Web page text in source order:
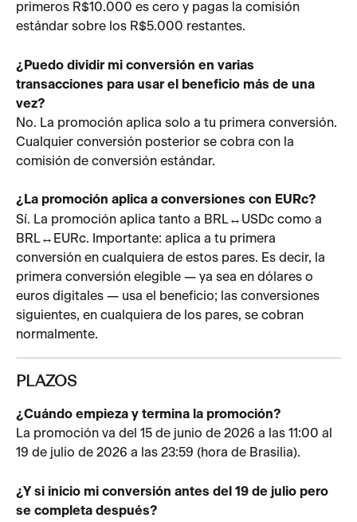
primeros R$10.000 es cero y pagas la comisión
estándar sobre los R$5.000 restantes.
¿Puedo dividir mi conversión en varias
transacciones para usar el beneficio más de una
vez?
No. La promoción aplica solo a tu primera conversión.
Cualquier conversión posterior se cobra con la
comisión de conversión estándar.
¿La promoción aplica a conversiones con EURc?
Sí. La promoción aplica tanto a BRL↔USDc como a
BRL↔EURc. Importante: aplica a tu primera
conversión en cualquiera de estos pares. Es decir, la
primera conversión elegible — ya sea en dólares o
euros digitales — usa el beneficio; las conversiones
siguientes, en cualquiera de los pares, se cobran
normalmente.
PLAZOS
¿Cuándo empieza y termina la promoción?
La promoción va del 15 de junio de 2026 a las 11:00 al
19 de julio de 2026 a las 23:59 (hora de Brasilia).
¿Y si inicio mi conversión antes del 19 de julio pero
se completa después?